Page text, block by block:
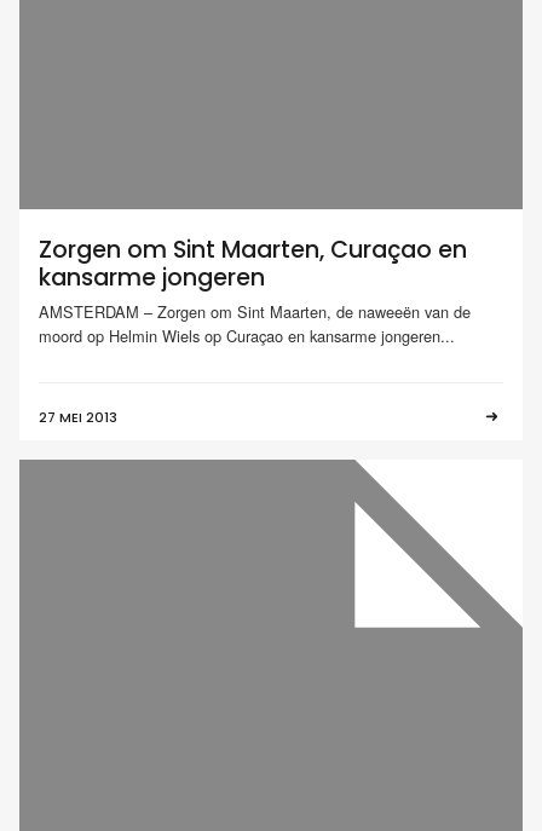
Zorgen om Sint Maarten, Curaçao en
kansarme jongeren
AMSTERDAM – Zorgen om Sint Maarten, de naweeën van de
moord op Helmin Wiels op Curaçao en kansarme jongeren...
27 MEI 2013